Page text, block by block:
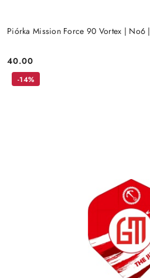
Piórka Mission Force 90 Vortex | No6 |
Cena:
40.00
-14%